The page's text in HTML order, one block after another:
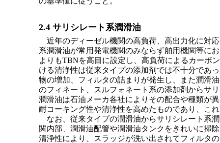
2.4 サリシレート系潤滑油
近年のディーゼル機関の高負荷、高出力化に対
系潤滑油が常用発電機関のみならず舶用機関等に
よりもTBNを高目に設定し、高負荷によるカーボ
ける清浄性は従来タイプの添加剤では不十分であ
物の増加、フィルタの詰まりが発生し、また潤滑
のフィネート、スルフォネート系の添加剤からサ
潤滑油は石油メーカ各社によりその配合や種類が
耐コーキング性や清浄性を高めたものであり、こ
なお、従来タイプの潤滑油からサリシレート系
関内部、潤滑油配管や潤滑油タンクをきれいに掃
清浄性により、スラッジが洗い出されてフィルタ